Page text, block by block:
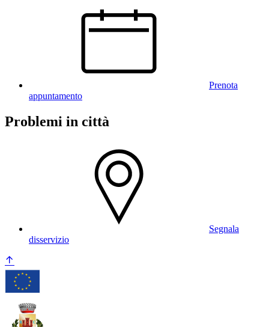
Prenota
appuntamento
Problemi in città
Segnala
disservizio